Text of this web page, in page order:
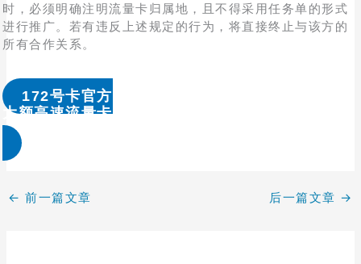
时，必须明确注明流量卡归属地，且不得采用任务单的形式
进行推广。若有违反上述规定的行为，将直接终止与该方的
所有合作关系。
172号卡官方
大额高速流量卡办理 & 流量卡代理加盟
← 前一篇文章 后一篇文章 →